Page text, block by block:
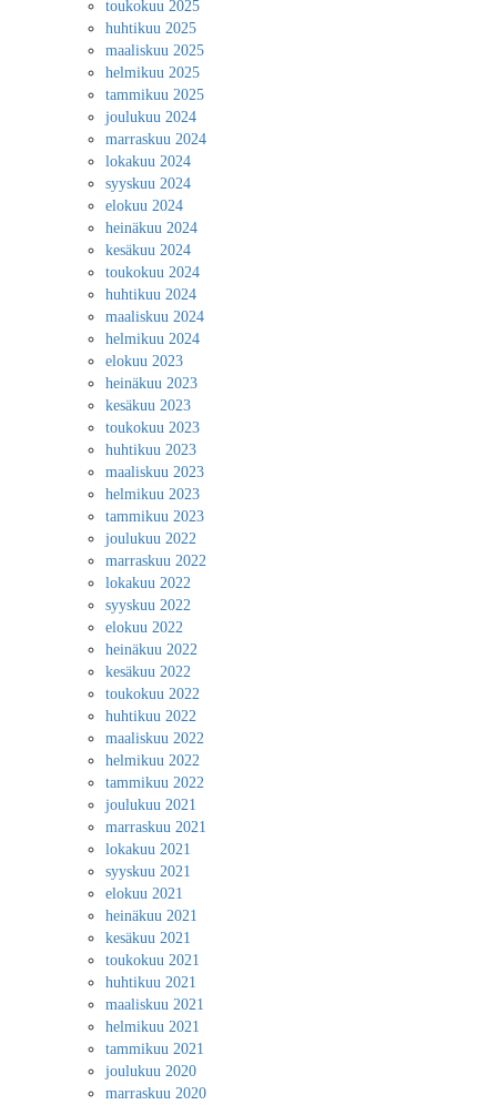
toukokuu 2025
huhtikuu 2025
maaliskuu 2025
helmikuu 2025
tammikuu 2025
joulukuu 2024
marraskuu 2024
lokakuu 2024
syyskuu 2024
elokuu 2024
heinäkuu 2024
kesäkuu 2024
toukokuu 2024
huhtikuu 2024
maaliskuu 2024
helmikuu 2024
elokuu 2023
heinäkuu 2023
kesäkuu 2023
toukokuu 2023
huhtikuu 2023
maaliskuu 2023
helmikuu 2023
tammikuu 2023
joulukuu 2022
marraskuu 2022
lokakuu 2022
syyskuu 2022
elokuu 2022
heinäkuu 2022
kesäkuu 2022
toukokuu 2022
huhtikuu 2022
maaliskuu 2022
helmikuu 2022
tammikuu 2022
joulukuu 2021
marraskuu 2021
lokakuu 2021
syyskuu 2021
elokuu 2021
heinäkuu 2021
kesäkuu 2021
toukokuu 2021
huhtikuu 2021
maaliskuu 2021
helmikuu 2021
tammikuu 2021
joulukuu 2020
marraskuu 2020